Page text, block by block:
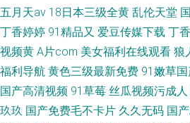
五月天av 18日本三级全黄 乱伦天堂
丁香婷婷 91精品又 爱豆传媒下载 丁
视频黄 A片com 美女福利在线观看 狼
福利导航 黄色三级最新免费 91嫩草
国产高清视频 91草莓 丝瓜视频污成人
玖玖 国产免费毛不卡片 久久无码 国